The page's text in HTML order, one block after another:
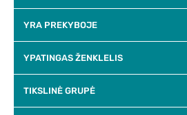
YRA PREKYBOJE
YPATINGAS ŽENKLELIS
TIKSLINĖ GRUPĖ